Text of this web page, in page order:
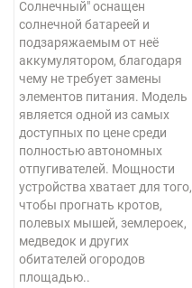
Солнечный" оснащен
солнечной батареей и
подзаряжаемым от неё
аккумулятором, благодаря
чему не требует замены
элементов питания. Модель
является одной из самых
доступных по цене среди
полностью автономных
отпугивателей. Мощности
устройства хватает для того,
чтобы прогнать кротов,
полевых мышей, землероек,
медведок и других
обитателей огородов
площадью..